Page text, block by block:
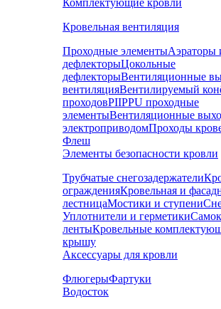
Комплектующие кровли
Кровельная вентиляция
Проходные элементыАэраторы
дефлекторыЦокольные
дефлекторыВентиляционные
вентиляцияВентилируемый
проходовPIIPPU проходные
элементыВентиляционные
электроприводомПроходы
Флеш
Элементы безопасности кровли
Трубчатые снегозадержатели
огражденияКровельная и
лестницаМостики и ступени
Уплотнители и герметики
лентыКровельные
крышу
Аксессуары для кровли
ФлюгерыФартуки
Водосток